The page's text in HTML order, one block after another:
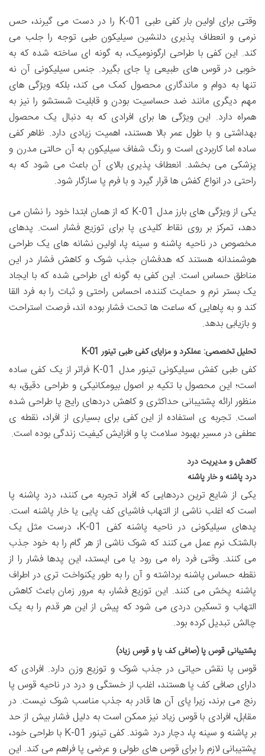
وقتی برای اولین بار کفی طبی K-01 را در دست می گیرند، حس
نرمی و انعطاف پذیری دلنشین سیلیکون طبی توجه را جلب می
کند. این کفی با طراحی ارگونومیک، به گونه ای ساخته شده که به
خوبی در قوس های طبیعی پا جای بگیرد. جنس سیلیکونی آن نه
تنها به دوام و ماندگاری محصول کمک می کند، بلکه ویژگی های
مهم دیگری مانند ضد حساسیت بودن و قابلیت شستشو را نیز به
همراه دارد. این ویژگی ها برای افرادی که به دنبال یک محصول
بهداشتی و با طول عمر بالا هستند، اهمیت زیادی دارد. ظاهر کفی
ساده اما کاربردی است و رنگ شفاف سیلیکون به آن حالتی مدرن و
پزشکی می بخشد. انعطاف پذیری بالای آن باعث می شود که به
راحتی در انواع کفش ها قرار گیرد و با فرم پا سازگار شود.
یکی از ویژگی های بارز مدل K-01 که از همان ابتدا خود را نشان می
دهد، تمرکز بر روی نقاط کلیدی پا برای توزیع فشار است. پدهای
مخصوص در ناحیه پاشنه و سینه پا، اولین نشانه های یک طراحی
هوشمندانه هستند که هدفشان جذب شوک و کاهش فشار در این
مناطق حساس است. این کفی به گونه ای طراحی شده که با ایجاد
یک بستر نرم و حمایت کننده، احساس راحتی و ثبات را به فرد القا
کند و به پاهایی که ساعت ها تحت فشار بوده اند، فرصت استراحت
و بازیابی بدهد.
تحلیل تخصصی: عملکرد و مزایای کفی طبی تینور K-01
کفی طبی کفش سیلیکونی تینور مدل K-01 فراتر از یک کفی ساده
است؛ این محصول با تکیه بر اصول بیومکانیکی و طراحی دقیق، به
منظور ارائه پشتیبانی حداکثری و کاهش دردهای رایج پا طراحی شده
است. تجربه ی استفاده از این کفی برای بسیاری از افراد، نقطه ی
عطفی در مسیر بهبود سلامت پا و افزایش کیفیت زندگی بوده است.
کاهش و مدیریت درد
درد پاشنه و خار پاشنه
یکی از شایع ترین دردهایی که افراد تجربه می کنند، درد پاشنه پا
است که اغلب ناشی از التهاب فاشیای کف پایی یا خار پاشنه است.
پدهای سیلیکونی در ناحیه پاشنه کفی K-01، درست مثل یک
بالشتک نرم عمل می کنند که شوک ناشی از هر گام را به خود جذب
می کنند. وقتی فرد راه می رود یا می ایستد، این پدها فشار را از
نقطه حساس پاشنه برداشته و آن را به طور یکنواخت تری در اطراف
پاشنه پخش می کنند. این توزیع فشار، به مرور زمان باعث کاهش
التهاب و تسکین دردی می شود که پیش از این هر قدم را به یک
چالش تبدیل کرده بود.
پشتیبانی قوس پا (صافی کف پا و قوس زیاد)
قوس پا نقش حیاتی در جذب شوک و توزیع وزن دارد. افرادی که
دارای صافی کف پا هستند، اغلب از خستگی و درد در ناحیه قوس پا
رنج می برند، زیرا پای آن ها قادر به جذب مناسب شوک نیست. در
مقابل، افرادی با قوس زیاد نیز ممکن است به دلیل فشار بیش از حد
بر پاشنه و سینه پا، دچار درد شوند. کفی تینور K-01 با طراحی خود،
پشتیبانی لازم را برای قوس های طولی و عرضی پا فراهم می کند. این